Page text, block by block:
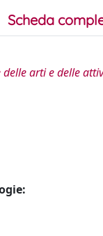
Scheda
delle arti e delle